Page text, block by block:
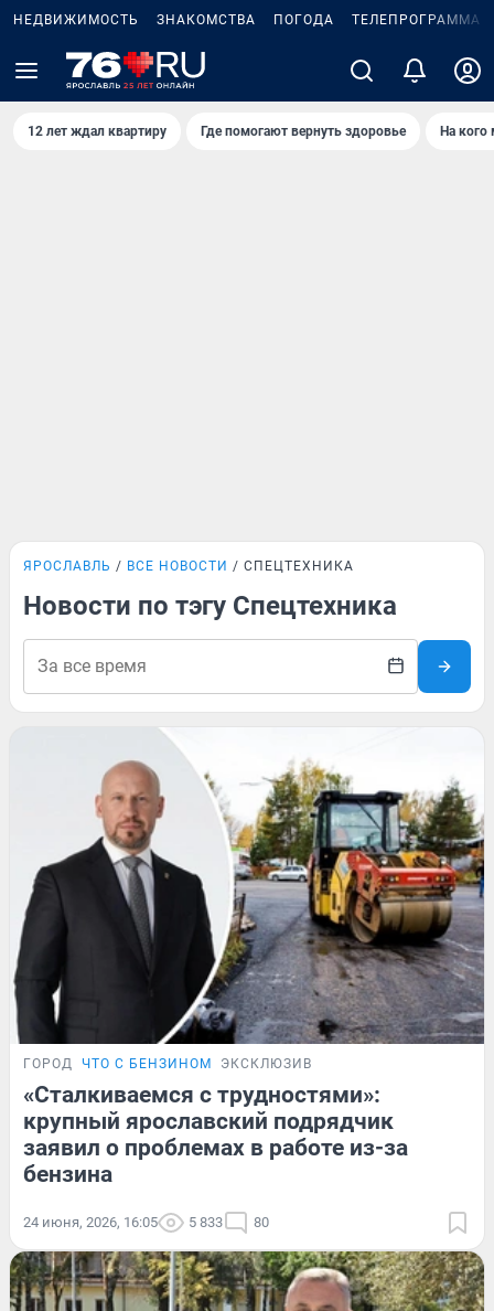
НЕДВИЖИМОСТЬ ЗНАКОМСТВА ПОГОДА ТЕЛЕПРОГРАММА
12 лет ждал квартиру Где помогают вернуть здоровье На
ЯРОСЛАВЛЬ ВСЕ НОВОСТИ СПЕЦТЕХНИКА
Новости по тэгу Спецтехника
ГОРОД ЧТО С БЕНЗИНОМ ЭКСКЛЮЗИВ
«Сталкиваемся с трудностями»:
крупный ярославский подрядчик
заявил о проблемах в работе из-за
бензина
24 июня, 2026, 16:05 5 833 80